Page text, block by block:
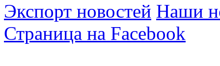
Экспорт новостей Наши
Страница на Facebook